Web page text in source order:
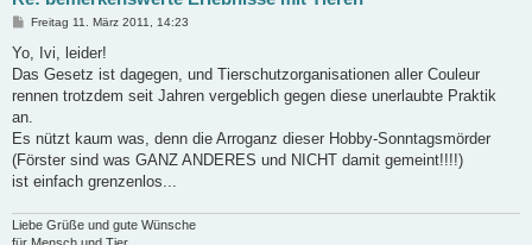
B
i
r
a
Freitag 11. März 2011, 14:23
Yo, Ivi, leider!
Das Gesetz ist dagegen, und Tierschutzorganisationen aller Couleur
rennen trotzdem seit Jahren vergeblich gegen diese unerlaubte Praktik
an.
Es nützt kaum was, denn die Arroganz dieser Hobby-Sonntagsmörder
(Förster sind was GANZ ANDERES und NICHT damit gemeint!!!!)
ist einfach grenzenlos...
Liebe Grüße und gute Wünsche